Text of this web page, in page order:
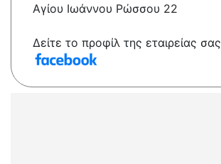
Αγίου Ιωάννου Ρώσσου 22
Δείτε το προφίλ της εταιρείας σας